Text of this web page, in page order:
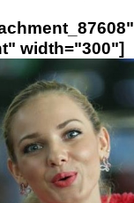
width="300"]